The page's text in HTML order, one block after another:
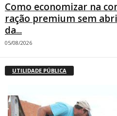
Como economizar na
ração premium sem
da...
05/08/2026
UTILIDADE PÚBLICA